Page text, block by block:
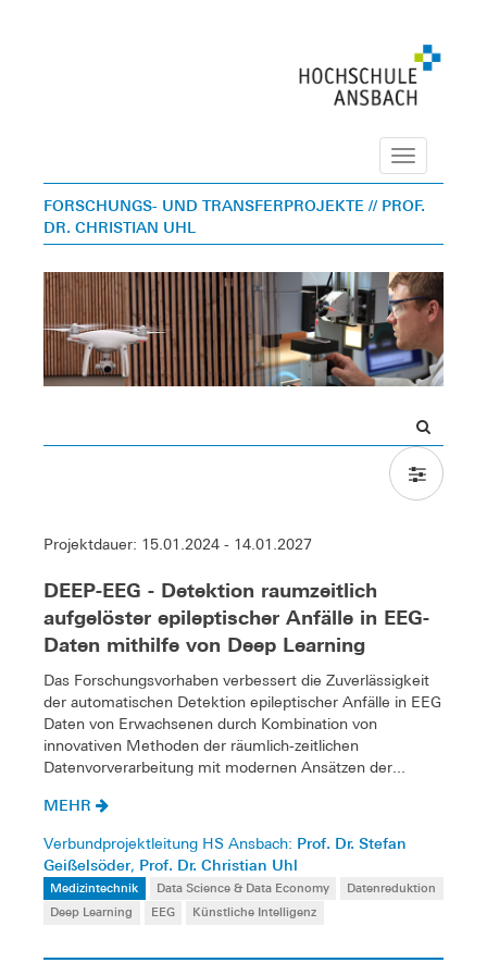
Navigation
FORSCHUNGS- UND TRANSFERPROJEKTE // PROF.
DR. CHRISTIAN UHL
Projektdauer: 15.01.2024 - 14.01.2027
DEEP-EEG - Detektion raumzeitlich
aufgelöster epileptischer Anfälle in EEG-
Daten mithilfe von Deep Learning
Das Forschungsvorhaben verbessert die Zuverlässigkeit
der automatischen Detektion epileptischer Anfälle in EEG
Daten von Erwachsenen durch Kombination von
innovativen Methoden der räumlich-zeitlichen
Datenvorverarbeitung mit modernen Ansätzen der...
MEHR
Verbundprojektleitung HS Ansbach: Prof. Dr. Stefan
Geißelsöder, Prof. Dr. Christian Uhl
Medizintechnik Data Science & Data Economy
Datenreduktion
Deep Learning
EEG Künstliche Intelligenz